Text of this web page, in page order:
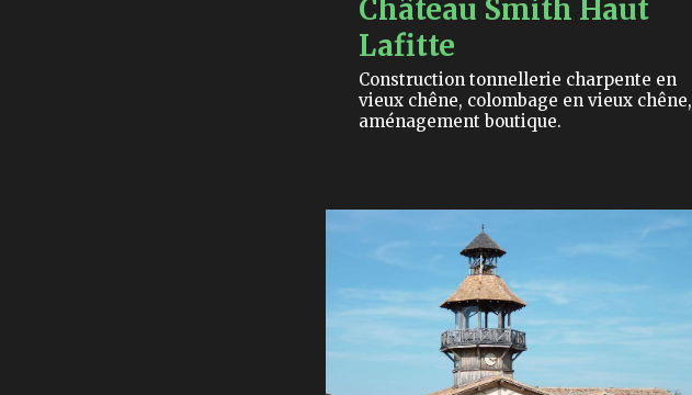
Château Smith Haut
Lafitte
Construction tonnellerie charpente en
vieux chêne, colombage en vieux chêne,
aménagement boutique.